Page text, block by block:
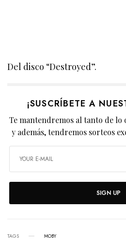
Del disco “Destroyed”.
¡SUSCRÍBETE A
Te mantendremos al tanto de lo
y además, tendremos sorteos
SIGN UP
TAGS MOBY